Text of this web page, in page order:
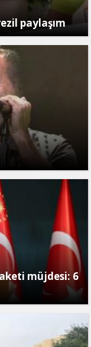
paylaşım
müjdesi: 6